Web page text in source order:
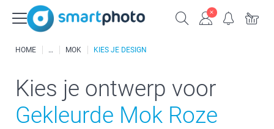
HOME MOK KIES JE DESIGN
Kies je ontwerp voor
Gekleurde Mok Roze